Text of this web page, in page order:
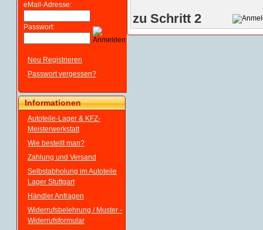
eMail-Adresse:
Passwort:
Neu Registrieren
Passwort vergessen?
Informationen
Autoteile-Lager & KFZ-
Meisterwerkstatt
Wie bestellt man?
Zahlung und Versand
Selbstabholung im Autoteile
Lager Stuttgart
Händler Anfragen
Widerrufsbelehrung / Muster -
Widerrufsformular
zu Schritt 2